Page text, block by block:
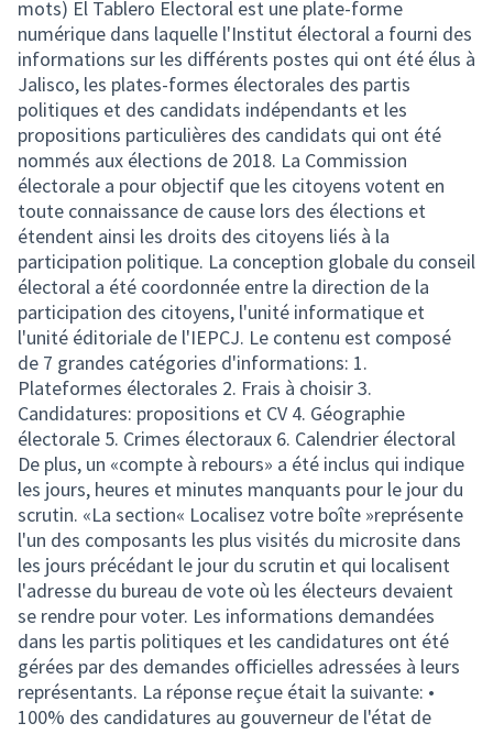
mots) El Tablero Electoral est une plate-forme
numérique dans laquelle l'Institut électoral a fourni des
informations sur les différents postes qui ont été élus à
Jalisco, les plates-formes électorales des partis
politiques et des candidats indépendants et les
propositions particulières des candidats qui ont été
nommés aux élections de 2018. La Commission
électorale a pour objectif que les citoyens votent en
toute connaissance de cause lors des élections et
étendent ainsi les droits des citoyens liés à la
participation politique. La conception globale du conseil
électoral a été coordonnée entre la direction de la
participation des citoyens, l'unité informatique et
l'unité éditoriale de l'IEPCJ. Le contenu est composé
de 7 grandes catégories d'informations: 1.
Plateformes électorales 2. Frais à choisir 3.
Candidatures: propositions et CV 4. Géographie
électorale 5. Crimes électoraux 6. Calendrier électoral
De plus, un «compte à rebours» a été inclus qui indique
les jours, heures et minutes manquants pour le jour du
scrutin. «La section« Localisez votre boîte »représente
l'un des composants les plus visités du microsite dans
les jours précédant le jour du scrutin et qui localisent
l'adresse du bureau de vote où les électeurs devaient
se rendre pour voter. Les informations demandées
dans les partis politiques et les candidatures ont été
gérées par des demandes officielles adressées à leurs
représentants. La réponse reçue était la suivante: •
100% des candidatures au gouverneur de l'état de